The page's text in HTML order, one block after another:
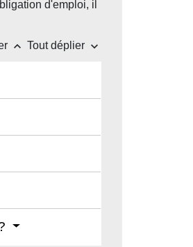
d'emploi, il
keyboard_arrow_up Tout déplier keyboard_arrow_down